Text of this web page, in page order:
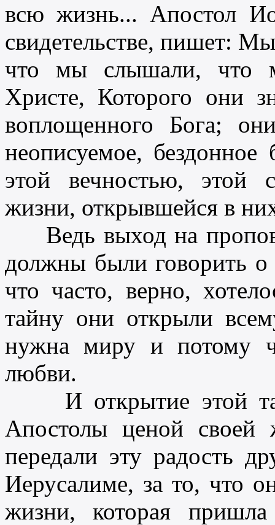
всю жизнь... Апостол
свидетельстве, пишет:
что мы слышали, что
Христе, Которого они
воплощенного Бога;
неописуемое,
этой вечностью, этой
жизни, открывшейся в
Ведь выход на
должны были говорить
что часто, верно,
тайну они открыли
нужна миру и потому
любви.
И открытие этой
Апостолы ценой своей
передали эту радость
Иерусалиме, за то, что
жизни, которая